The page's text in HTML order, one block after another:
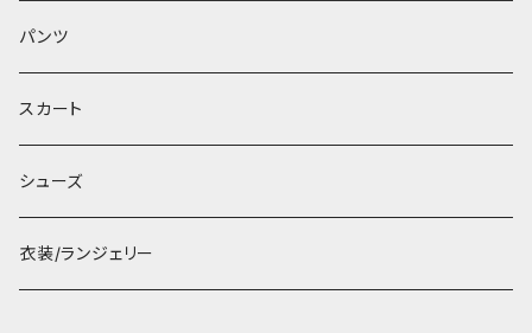
パンツ
スカート
シューズ
衣装/ランジェリー